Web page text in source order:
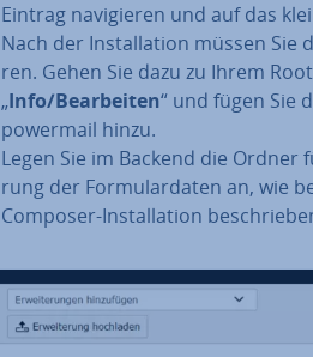
Eintrag na­vi­gie­ren und auf das
Nach der In­stal­la­ti­on müssen
ren. Gehen Sie dazu zu Ihrem
„Info/Be­ar­bei­ten“ und fügen Sie
powermail hinzu.
Legen Sie im Backend die
rung der For­mu­lar­da­ten an, wie
Composer-In­stal­la­ti­on